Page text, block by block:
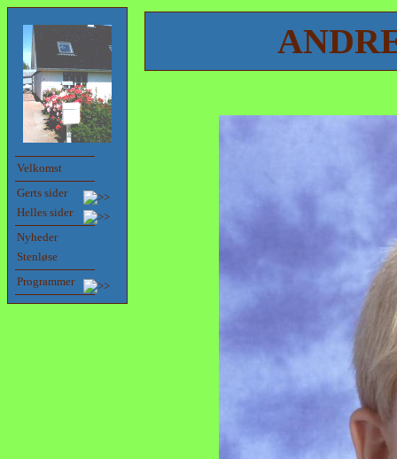
Velkomst
Gerts sider
Helles sider
Nyheder
Stenløse
Programmer